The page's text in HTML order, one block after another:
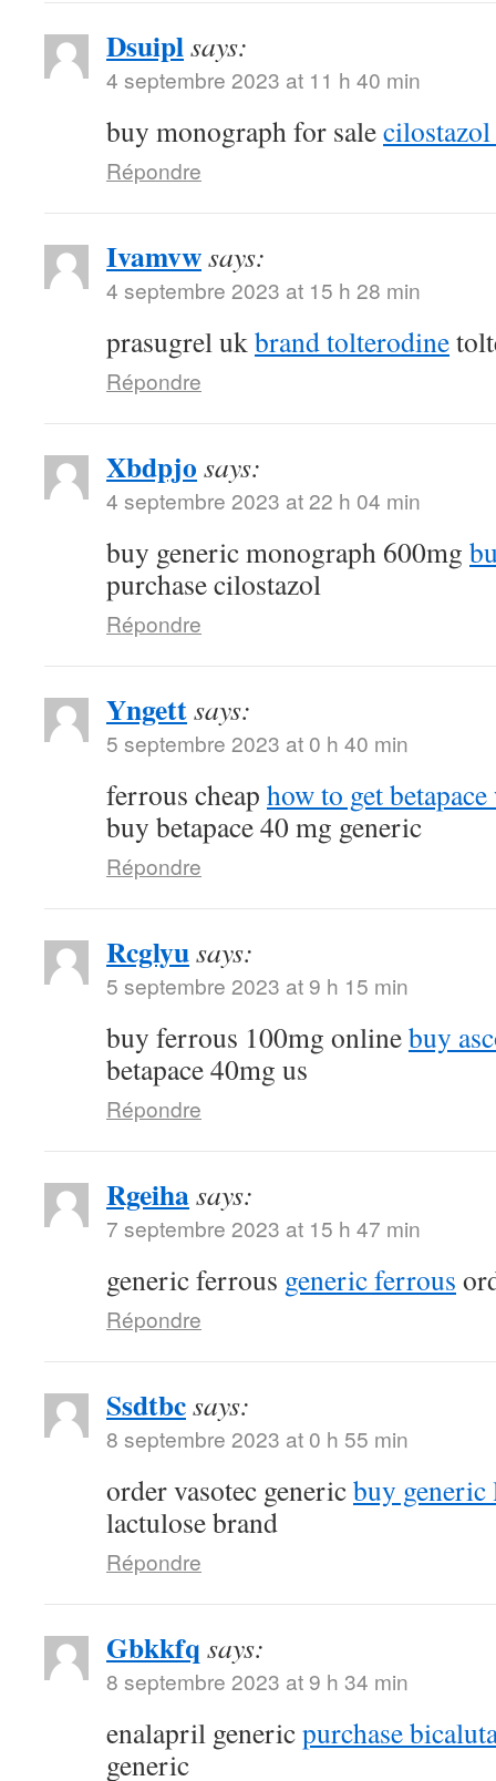
Dsuiplsays:
4 septembre 2023 at 11 h 40 min
buy monograph for sale
Répondre
Ivamvwsays:
4 septembre 2023 at 15 h 28 min
prasugrel ukbrand tolterodine
Répondre
Xbdpjo says:
4 septembre 2023 at 22 h 04 min
buy generic monograph 600mg
purchase cilostazol
Répondre
Yngettsays:
5 septembre 2023 at 0 h 40 min
ferrous cheap how to get
buy betapace 40 mg generic
Répondre
Rcglyusays:
5 septembre 2023 at 9 h 15 min
buy ferrous 100mg onlinebuy
betapace 40mg us
Répondre
Rgeihasays:
7 septembre 2023 at 15 h 47 min
generic ferrous generic ferrous
Répondre
Ssdtbcsays:
8 septembre 2023 at 0 h 55 min
order vasotec genericbuy generic
lactulose brand
Répondre
Gbkkfq says:
8 septembre 2023 at 9 h 34 min
enalapril genericpurchase
generic